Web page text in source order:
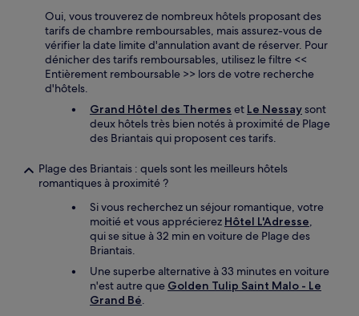
Oui, vous trouverez de nombreux hôtels proposant des
tarifs de chambre remboursables, mais assurez-vous de
vérifier la date limite d'annulation avant de réserver. Pour
dénicher des tarifs remboursables, utilisez le filtre <<
Entièrement remboursable >> lors de votre recherche
d'hôtels.
Grand Hôtel des Thermes et Le Nessaysont
deux hôtels très bien notés à proximité de Plage
des Briantais qui proposent ces tarifs.
Plage des Briantais : quels sont les meilleurs hôtels
romantiques à proximité ?
Si vous recherchez un séjour romantique, votre
moitié et vous apprécierez Hôtel L'Adresse,
qui se situe à 32 min en voiture de Plage des
Briantais.
Une superbe alternative à 33 minutes en voiture
n'est autre que Golden Tulip Saint Malo - Le
Grand Bé.